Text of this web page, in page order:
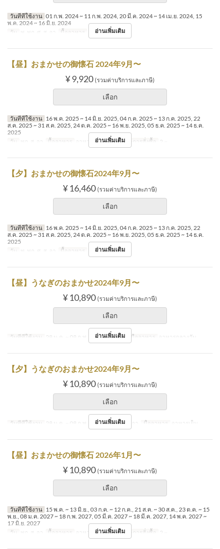
วันที่ที่ใช้งาน 01 ก.พ. 2024 ~ 11 ก.พ. 2024, 20 มี.ค. 2024 ~ 14 เม.ย. 2024, 15
พ.ค. 2024 ~ 16 มิ.ย. 2024
วัน
พ, พฤ, ศ, ส, อา มื้ออาหาร อาหารเย็น
อ่านเพิ่มเติม
【昼】おまかせの御懐石 2024年9月〜
¥ 9,920 (รวมค่าบริการและภาษี)
เลือก
วันที่ที่ใช้งาน 16 พ.ค. 2025 ~ 14 มิ.ย. 2025, 04 ก.ค. 2025 ~ 13 ก.ค. 2025, 22
ส.ค. 2025 ~ 31 ส.ค. 2025, 24 ต.ค. 2025 ~ 16 พ.ย. 2025, 05 ธ.ค. 2025 ~ 14 ธ.ค.
2025
วัน
พฤ, ส, อา มื้ออาหาร อาหารกลางวัน จำกัดการสั่งซื้อ 2 ~
อ่านเพิ่มเติม
【夕】おまかせの御懐石2024年9月〜
¥ 16,460 (รวมค่าบริการและภาษี)
เลือก
วันที่ที่ใช้งาน 16 พ.ค. 2025 ~ 14 มิ.ย. 2025, 04 ก.ค. 2025 ~ 13 ก.ค. 2025, 22
ส.ค. 2025 ~ 31 ส.ค. 2025, 24 ต.ค. 2025 ~ 16 พ.ย. 2025, 05 ธ.ค. 2025 ~ 14 ธ.ค.
2025
วัน
พ, พฤ, ศ, ส, อา มื้ออาหาร อาหารเย็น
อ่านเพิ่มเติม
【昼】うなぎのおまかせ2024年9月〜
¥ 10,890 (รวมค่าบริการและภาษี)
เลือก
วันที่ที่ใช้งาน 28 ม.ค. ~ 08 ก.พ. วัน พฤ, ส, อา มื้ออาหาร อาหารกลางวัน
อ่านเพิ่มเติม
【夕】うなぎのおまかせ2024年9月〜
¥ 10,890 (รวมค่าบริการและภาษี)
เลือก
วันที่ที่ใช้งาน 28 ม.ค. ~ 08 ก.พ. วัน พ, พฤ, ศ, ส, อา มื้ออาหาร อาหารเย็น
อ่านเพิ่มเติม
【昼】おまかせの御懐石 2026年1月〜
¥ 10,890 (รวมค่าบริการและภาษี)
เลือก
วันที่ที่ใช้งาน 15 พ.ค. ~ 13 มิ.ย., 03 ก.ค. ~ 12 ก.ค., 21 ส.ค. ~ 30 ส.ค., 23 ต.ค. ~ 15
พ.ย., 08 ม.ค. 2027 ~ 18 ก.พ. 2027, 05 มี.ค. 2027 ~ 18 มี.ค. 2027, 14 พ.ค. 2027 ~
17 มิ.ย. 2027
วัน
พฤ, ส, อา มื้ออาหาร อาหารกลางวัน จำกัดการสั่งซื้อ 2 ~
อ่านเพิ่มเติม